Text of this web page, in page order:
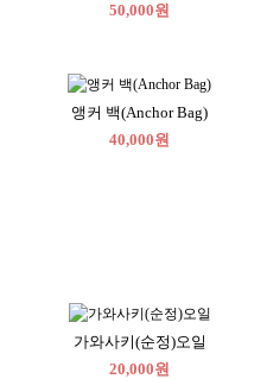
50,000원
앵커 백(Anchor Bag)
40,000원
가와사키(순정)오일
20,000원